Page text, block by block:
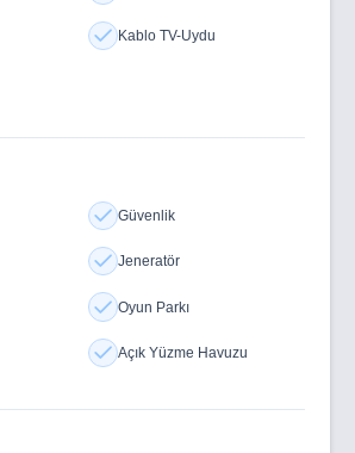
Kablo TV-Uydu
Güvenlik
Jeneratör
Oyun Parkı
Açık Yüzme Havuzu